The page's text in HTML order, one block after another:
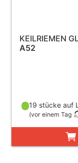
KEILRIEMEN
A52
19 stücke auf
(vor einem Tag